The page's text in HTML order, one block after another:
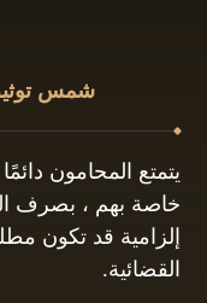
شمس
يتمتع المحامون
خاصة بهم ، بصرف
إلزامية قد تكون
القضائية.